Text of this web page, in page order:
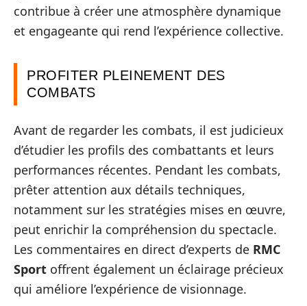
contribue à créer une atmosphère dynamique
et engageante qui rend l’expérience collective.
PROFITER PLEINEMENT DES
COMBATS
Avant de regarder les combats, il est judicieux
d’étudier les profils des combattants et leurs
performances récentes. Pendant les combats,
prêter attention aux détails techniques,
notamment sur les stratégies mises en œuvre,
peut enrichir la compréhension du spectacle.
Les commentaires en direct d’experts de RMC
Sport offrent également un éclairage précieux
qui améliore l’expérience de visionnage.